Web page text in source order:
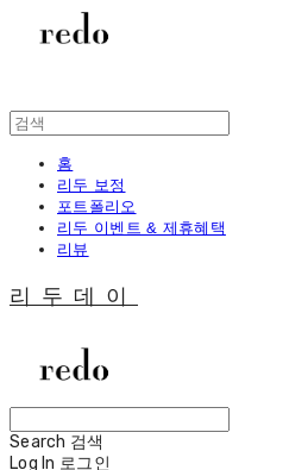
홈
리두 보정
포트폴리오
리두 이벤트 & 제휴혜택
리뷰
리두데이
Search 검색
Log In 로그인